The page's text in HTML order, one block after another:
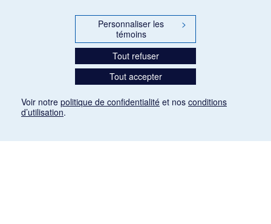
Personnaliser les
témoins
>
Tout refuser
Tout accepter
Voir notre politique de confidentialité et nos conditions
d’utilisation.